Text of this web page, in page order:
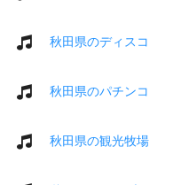
秋田県のディスコ
秋田県のパチンコ
秋田県の観光牧場